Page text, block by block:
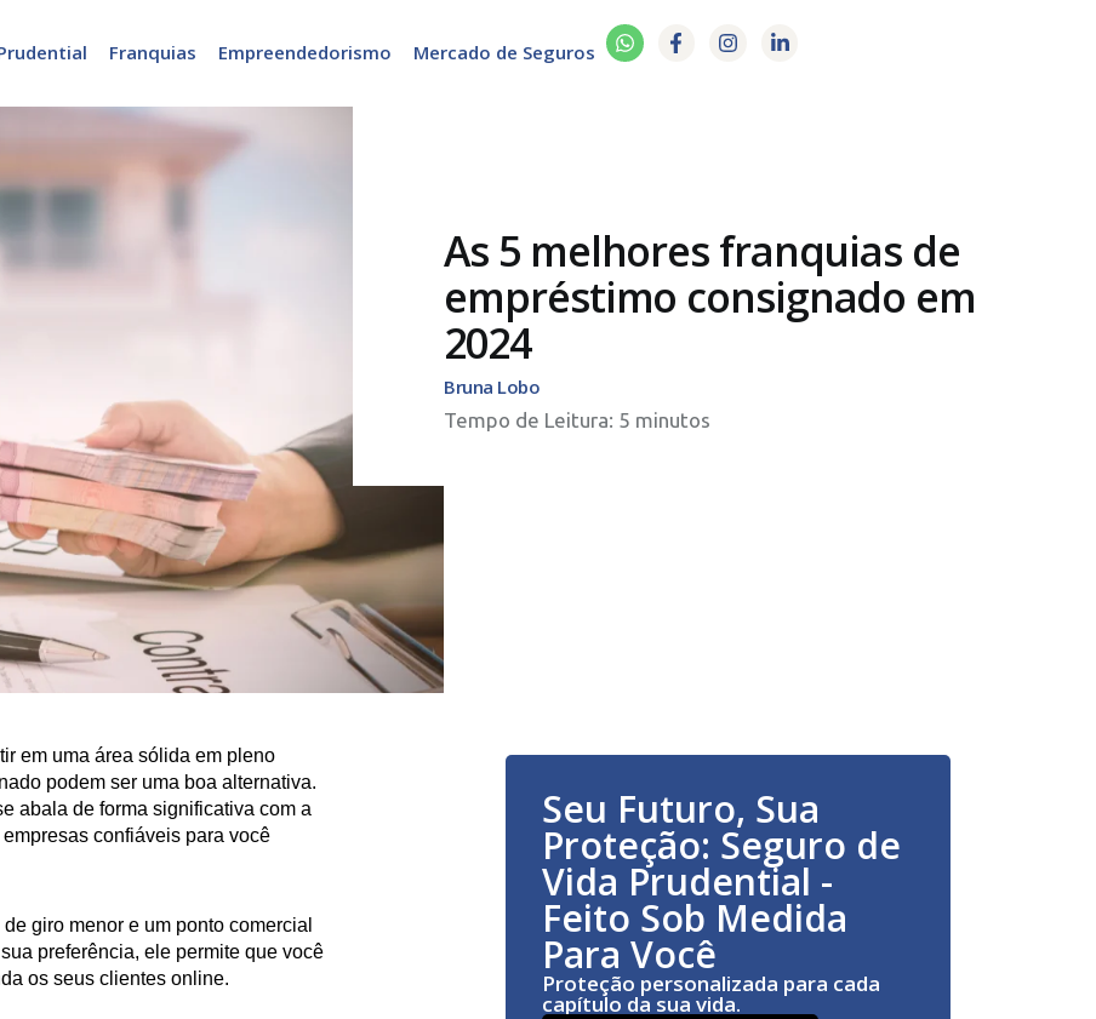
Franquias Empreendedorismo Mercado de Seguros
As 5 melhores franquias de
empréstimo consignado em
2024
Bruna Lobo
em uma área sólida em pleno
podem ser uma boa alternativa.
abala de forma significativa com a
confiáveis para você
giro menor e um ponto comercial
preferência, ele permite que você
os seus clientes online.
Seu Futuro, Sua
Proteção: Seguro de
Vida Prudential -
Feito Sob Medida
Para Você
Proteção personalizada para cada
capítulo da sua vida.